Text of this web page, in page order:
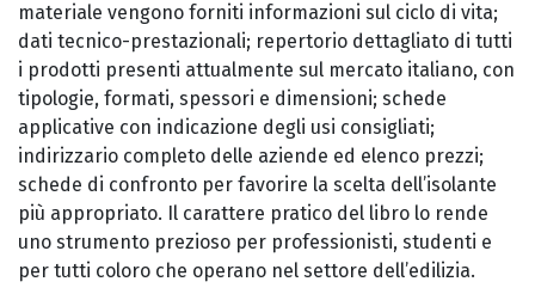
materiale vengono forniti informazioni sul ciclo di vita;
dati tecnico-prestazionali; repertorio dettagliato di tutti
i prodotti presenti attualmente sul mercato italiano, con
tipologie, formati, spessori e dimensioni; schede
applicative con indicazione degli usi consigliati;
indirizzario completo delle aziende ed elenco prezzi;
schede di confronto per favorire la scelta dell’isolante
più appropriato. Il carattere pratico del libro lo rende
uno strumento prezioso per professionisti, studenti e
per tutti coloro che operano nel settore dell’edilizia.